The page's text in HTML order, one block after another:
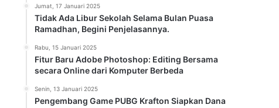
Jumat, 17 Januari 2025
Tidak Ada Libur Sekolah Selama Bulan Puasa
Ramadhan, Begini Penjelasannya.
Rabu, 15 Januari 2025
Fitur Baru Adobe Photoshop: Editing Bersama
secara Online dari Komputer Berbeda
Senin, 13 Januari 2025
Pengembang Game PUBG Krafton Siapkan Dana